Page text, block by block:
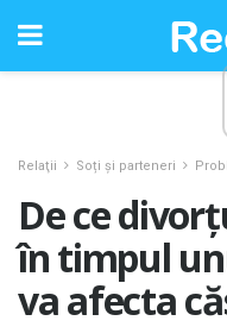
Relaţii Soți și parteneri
De ce
în timpul
va afecta